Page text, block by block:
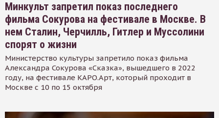
Минкульт запретил показ последнего
фильма Сокурова на фестивале в Москве. В
нем Сталин, Черчилль, Гитлер и Муссолини
спорят о жизни
Министерство культуры запретило показ фильма
Александра Сокурова «Сказка», вышедшего в 2022
году, на фестивале КАРО.Арт, который проходит в
Москве с 10 по 15 октября